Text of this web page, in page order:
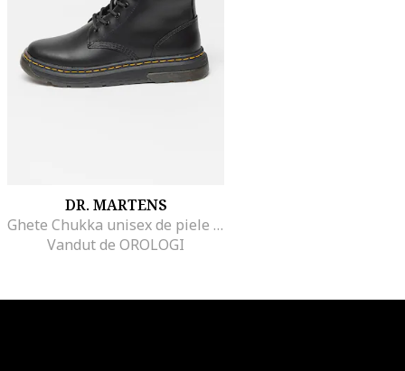
DR. MARTENS
Ghete Chukka unisex de piele Crewson, Negru
Vandut de OROLOGI